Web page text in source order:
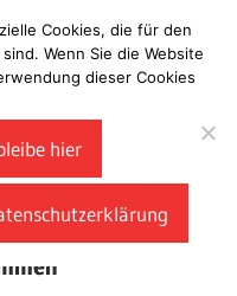
Cookies, die für den
Wenn Sie die Website
dieser Cookies
hier